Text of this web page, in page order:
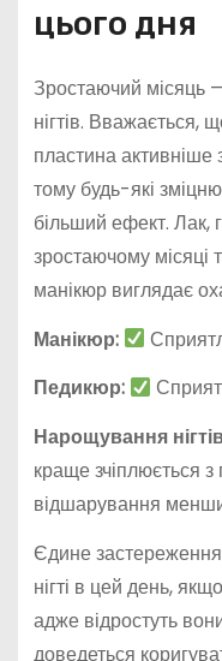
цього дня
Зростаючий місяць
нігтів. Вважається,
пластина
тому будь-які
більший ефект. Лак,
зростаючому місяці
манікюр виглядає
Манікюр:
Педикюр:
Нарощування
краще зчіплюється
відшарування
Єдине
нігті в цей день,
адже відростуть
доведеться